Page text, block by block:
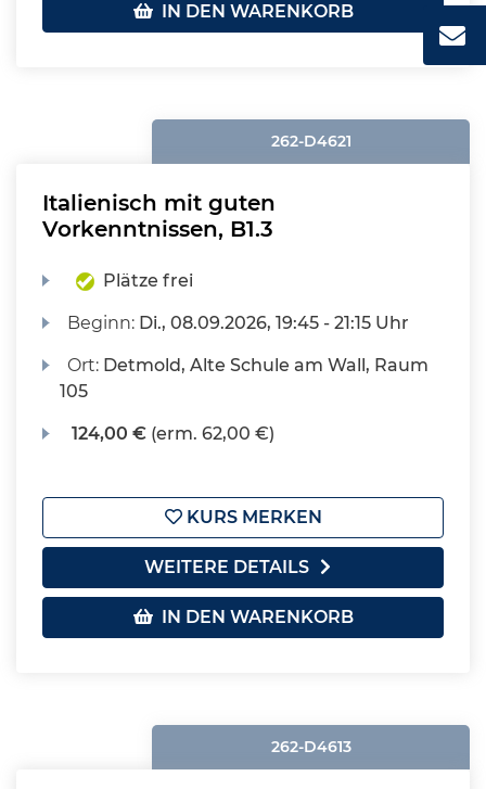
IN DEN WARENKORB
262-D4621
Italienisch mit guten
Vorkenntnissen, B1.3
Plätze frei
Beginn: Di., 08.09.2026, 19:45 - 21:15 Uhr
Ort: Detmold, Alte Schule am Wall, Raum
105
124,00 € (erm. 62,00 €)
KURS MERKEN
WEITERE DETAILS
IN DEN WARENKORB
262-D4613